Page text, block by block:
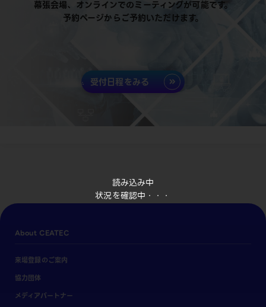
読み込み中
状況を確認中・・・
幕張会場、オンラインでのミーティングが可能です。
予約ページからご予約いただけます。
受付日程をみる
About CEATEC
来場登録のご案内
協力団体
メディアパートナー